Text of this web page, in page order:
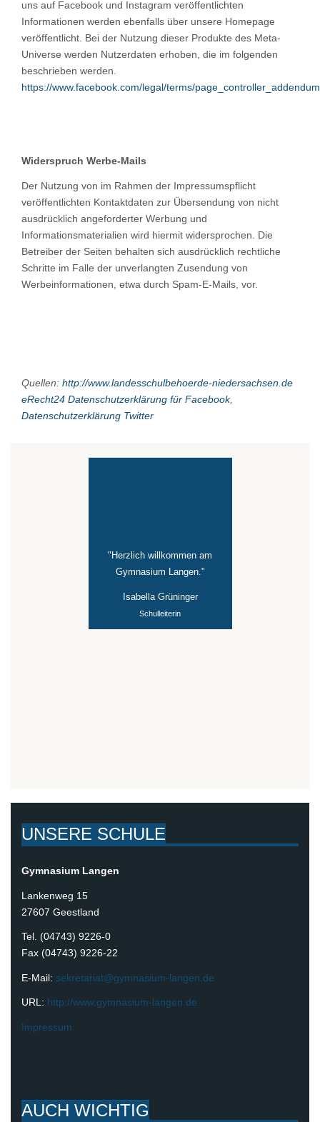
uns auf Facebook und Instagram veröffentlichten
Informationen werden ebenfalls über unsere Homepage
veröffentlicht. Bei der Nutzung dieser Produkte des Meta-
Universe werden Nutzerdaten erhoben, die im folgenden
beschrieben werden.
https://www.facebook.com/legal/terms/page_controller_addendum
Widerspruch Werbe-Mails
Der Nutzung von im Rahmen der Impressumspflicht
veröffentlichten Kontaktdaten zur Übersendung von nicht
ausdrücklich angeforderter Werbung und
Informationsmaterialien wird hiermit widersprochen. Die
Betreiber der Seiten behalten sich ausdrücklich rechtliche
Schritte im Falle der unverlangten Zusendung von
Werbeinformationen, etwa durch Spam-E-Mails, vor.
Quellen: http://www.landesschulbehoerde-niedersachsen.de
eRecht24 Datenschutzerklärung für Facebook,
Datenschutzerklärung Twitter
"Herzlich willkommen am
Gymnasium Langen."
Isabella Grüninger
Schulleiterin
UNSERE SCHULE
Gymnasium Langen
Lankenweg 15
27607 Geestland
Tel. (04743) 9226-0
Fax (04743) 9226-22
E-Mail: sekretariat@gymnasium-langen.de
URL: http://www.gymnasium-langen.de
Impressum
AUCH WICHTIG